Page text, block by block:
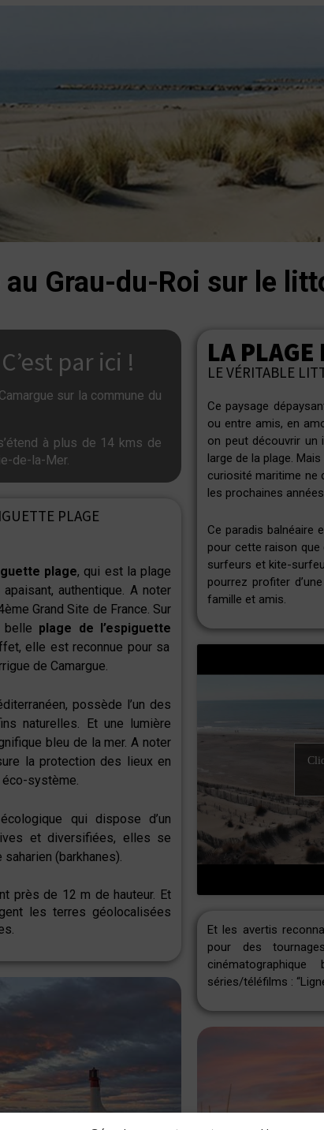
au Grau-du-Roi sur le
par ici !
sur la commune du
à plus de 14 kms de
de-la-Mer.
PLAGE
plage, qui est la plage
authentique. A noter
Grand Site de France. Sur
belle plage de l’espiguette
elle est reconnue pour sa
de Camargue.
possède l’un des
naturelles. Et une lumière
bleu de la mer. A noter
la protection des lieux en
système.
qui dispose d’un
et diversifiées, elles se
(barkhanes).
près de 12 m de hauteur. Et
les terres géolocalisées
LA PLAGE
LE VÉRITABLE
Ce paysage
ou entre amis, en
on peut découvrir un
large de la plage.
curiosité maritime ne
les prochaines
Ce paradis balnéaire
pour cette raison
surfeurs et kite-
pourrez profiter
famille et amis.
Et les avertis
pour des
séries/téléfilms : “